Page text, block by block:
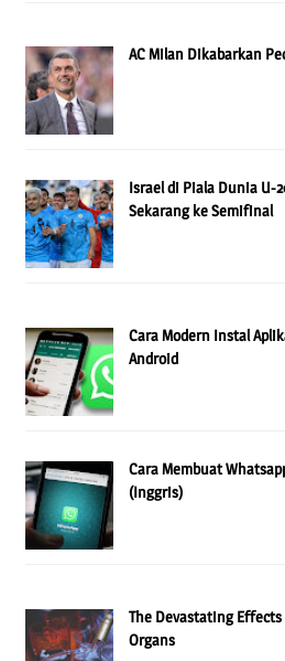
AC Milan Dikabarkan
Israel di Piala Dunia U-
Sekarang ke Semifinal
Cara Modern Instal
Android
Cara Membuat
(Inggris)
The Devastating
Organs